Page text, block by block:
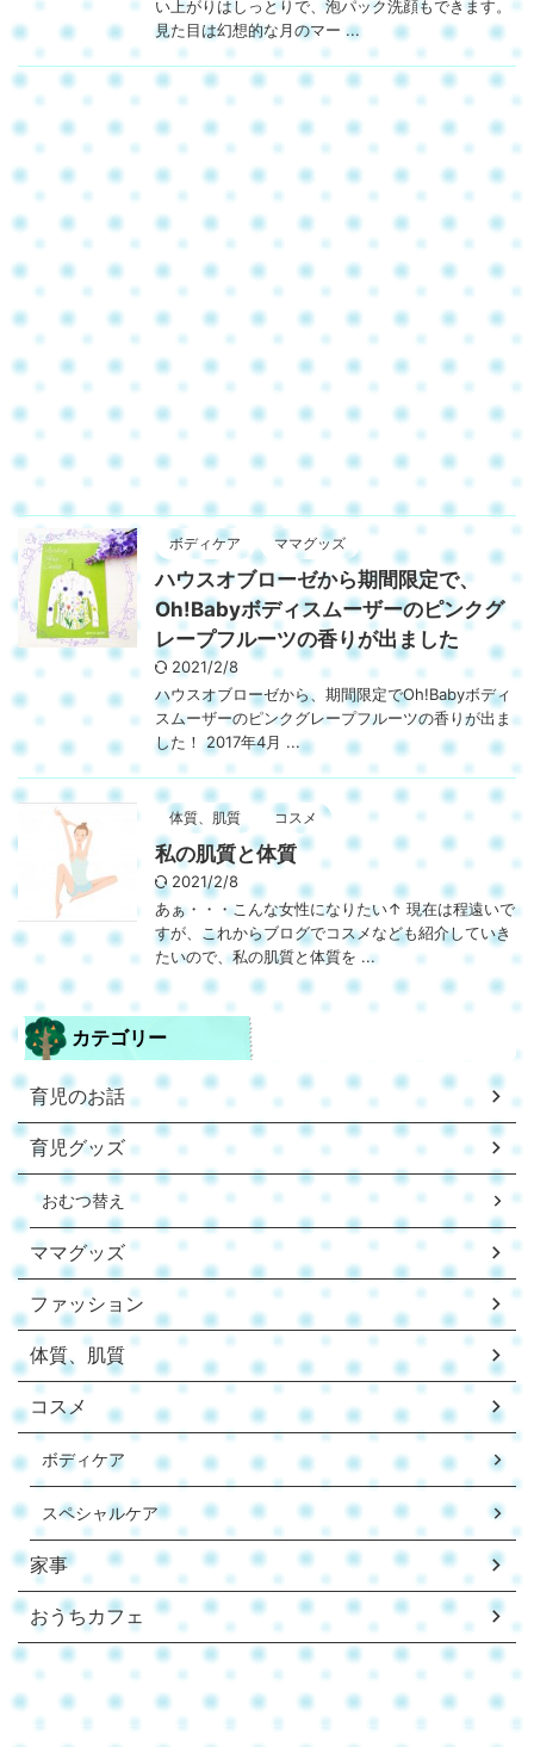
い上がりはしっとりで、泡パック洗顔もできます。
見た目は幻想的な月のマー ...
ボディケア ママグッズ
ハウスオブローゼから期間限定で、
Oh!Babyボディスムーザーのピンクグ
レープフルーツの香りが出ました
2021/2/8
ハウスオブローゼから、期間限定でOh!Babyボディ
スムーザーのピンクグレープフルーツの香りが出ま
した！ 2017年4月 ...
体質、肌質 コスメ
私の肌質と体質
2021/2/8
あぁ・・・こんな女性になりたい↑ 現在は程遠いで
すが、これからブログでコスメなども紹介していき
たいので、私の肌質と体質を ...
カテゴリー
育児のお話
育児グッズ
おむつ替え
ママグッズ
ファッション
体質、肌質
コスメ
ボディケア
スペシャルケア
家事
おうちカフェ